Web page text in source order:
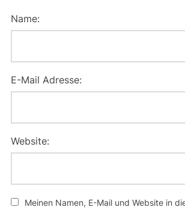
Name:
E-Mail Adresse:
Website:
Meinen Namen, E-Mail und Website in